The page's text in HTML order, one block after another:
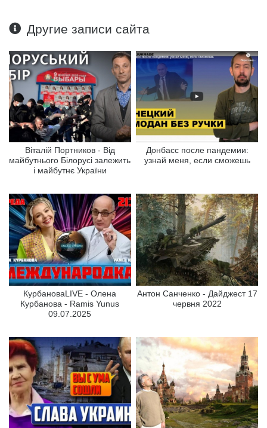
Другие записи сайта
Віталій Портников - Від
майбутнього Білорусі залежить
і майбутнє України
Донбасс после пандемии:
узнай меня, если сможешь
КурбановаLIVE - Олена
Курбанова - Ramis Yunus
09.07.2025
Антон Санченко - Дайджест 17
червня 2022